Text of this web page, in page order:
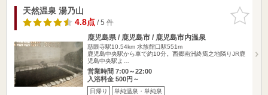
お気に入
りに追加
天然温泉 湯乃山
4.8点/ 5 件
鹿児島県 / 鹿児島市 / 鹿児島市内温泉
慈眼寺駅10.54km 水族館口駅551m
鹿児島中央駅から車で約10分。西郷南洲終焉之地隣りJR鹿
児島中央駅よ…
営業時間 7:00～22:00
入浴料金 500円～
日帰り 単純温泉・単純泉